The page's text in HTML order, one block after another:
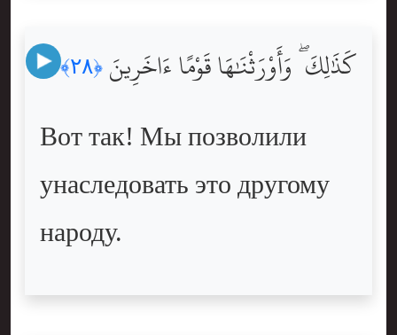
كَذَٰلِكَ ۖ وَأَوْرَثْنَٰهَا قَوْمًا ءَاخَرِينَ ﴿٢٨﴾
Вот так! Мы позволили
унаследовать это другому
народу.